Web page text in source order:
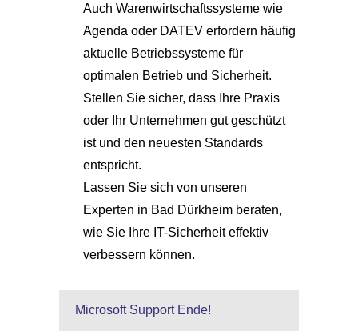
Auch Warenwirtschaftssysteme wie
Agenda oder DATEV erfordern häufig
aktuelle Betriebssysteme für
optimalen Betrieb und Sicherheit.
Stellen Sie sicher, dass Ihre Praxis
oder Ihr Unternehmen gut geschützt
ist und den neuesten Standards
entspricht.
Lassen Sie sich von unseren
Experten in Bad Dürkheim beraten,
wie Sie Ihre IT-Sicherheit effektiv
verbessern können.
Microsoft Support Ende!